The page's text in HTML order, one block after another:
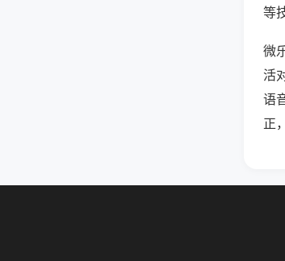
等
微
活
语
正